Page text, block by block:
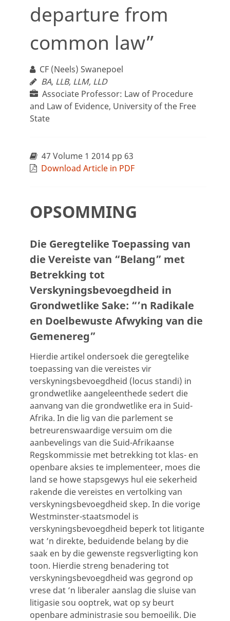
departure from
common law”
CF (Neels) Swanepoel
BA, LLB, LLM, LLD
Associate Professor: Law of Procedure
and Law of Evidence, University of the Free
State
47 Volume 1 2014 pp 63
Download Article in PDF
OPSOMMING
Die Geregtelike Toepassing van
die Vereiste van “Belang” met
Betrekking tot
Verskyningsbevoegdheid in
Grondwetlike Sake: “’n Radikale
en Doelbewuste Afwyking van die
Gemenereg”
Hierdie artikel ondersoek die geregtelike
toepassing van die vereistes vir
verskyningsbevoegdheid (locus standi) in
grondwetlike aangeleenthede sedert die
aanvang van die grondwetlike era in Suid-
Afrika. In die lig van die parlement se
betreurenswaardige versuim om die
aanbevelings van die Suid-Afrikaanse
Regskommissie met betrekking tot klas- en
openbare aksies te implementeer, moes die
land se howe stapsgewys hul eie sekerheid
rakende die vereistes en vertolking van
verskyningsbevoegdheid skep. In die vorige
Westminster-staatsmodel is
verskyningsbevoegdheid beperk tot litigante
wat ’n direkte, beduidende belang by die
saak en by die gewenste regsverligting kon
toon. Hierdie streng benadering tot
verskyningsbevoegdheid was gegrond op
vrese dat ’n liberaler aanslag die sluise van
litigasie sou ooptrek, wat op sy beurt
openbare administrasie sou bemoeilik. Die